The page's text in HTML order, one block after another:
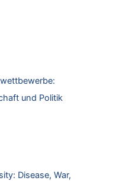
und Politik
Disease, War,